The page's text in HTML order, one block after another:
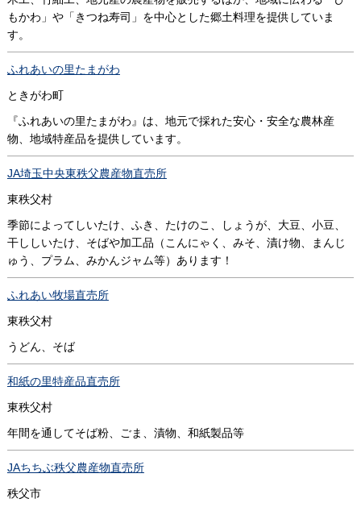
もかわ」や「きつね寿司」を中心とした郷土料理を提供していま
す。
ふれあいの里たまがわ
ときがわ町
『ふれあいの里たまがわ』は、地元で採れた安心・安全な農林産
物、地域特産品を提供しています。
JA埼玉中央東秩父農産物直売所
東秩父村
季節によってしいたけ、ふき、たけのこ、しょうが、大豆、小豆、
干ししいたけ、そばや加工品（こんにゃく、みそ、漬け物、まんじ
ゅう、プラム、みかんジャム等）あります！
ふれあい牧場直売所
東秩父村
うどん、そば
和紙の里特産品直売所
東秩父村
年間を通してそば粉、ごま、漬物、和紙製品等
JAちちぶ秩父農産物直売所
秩父市